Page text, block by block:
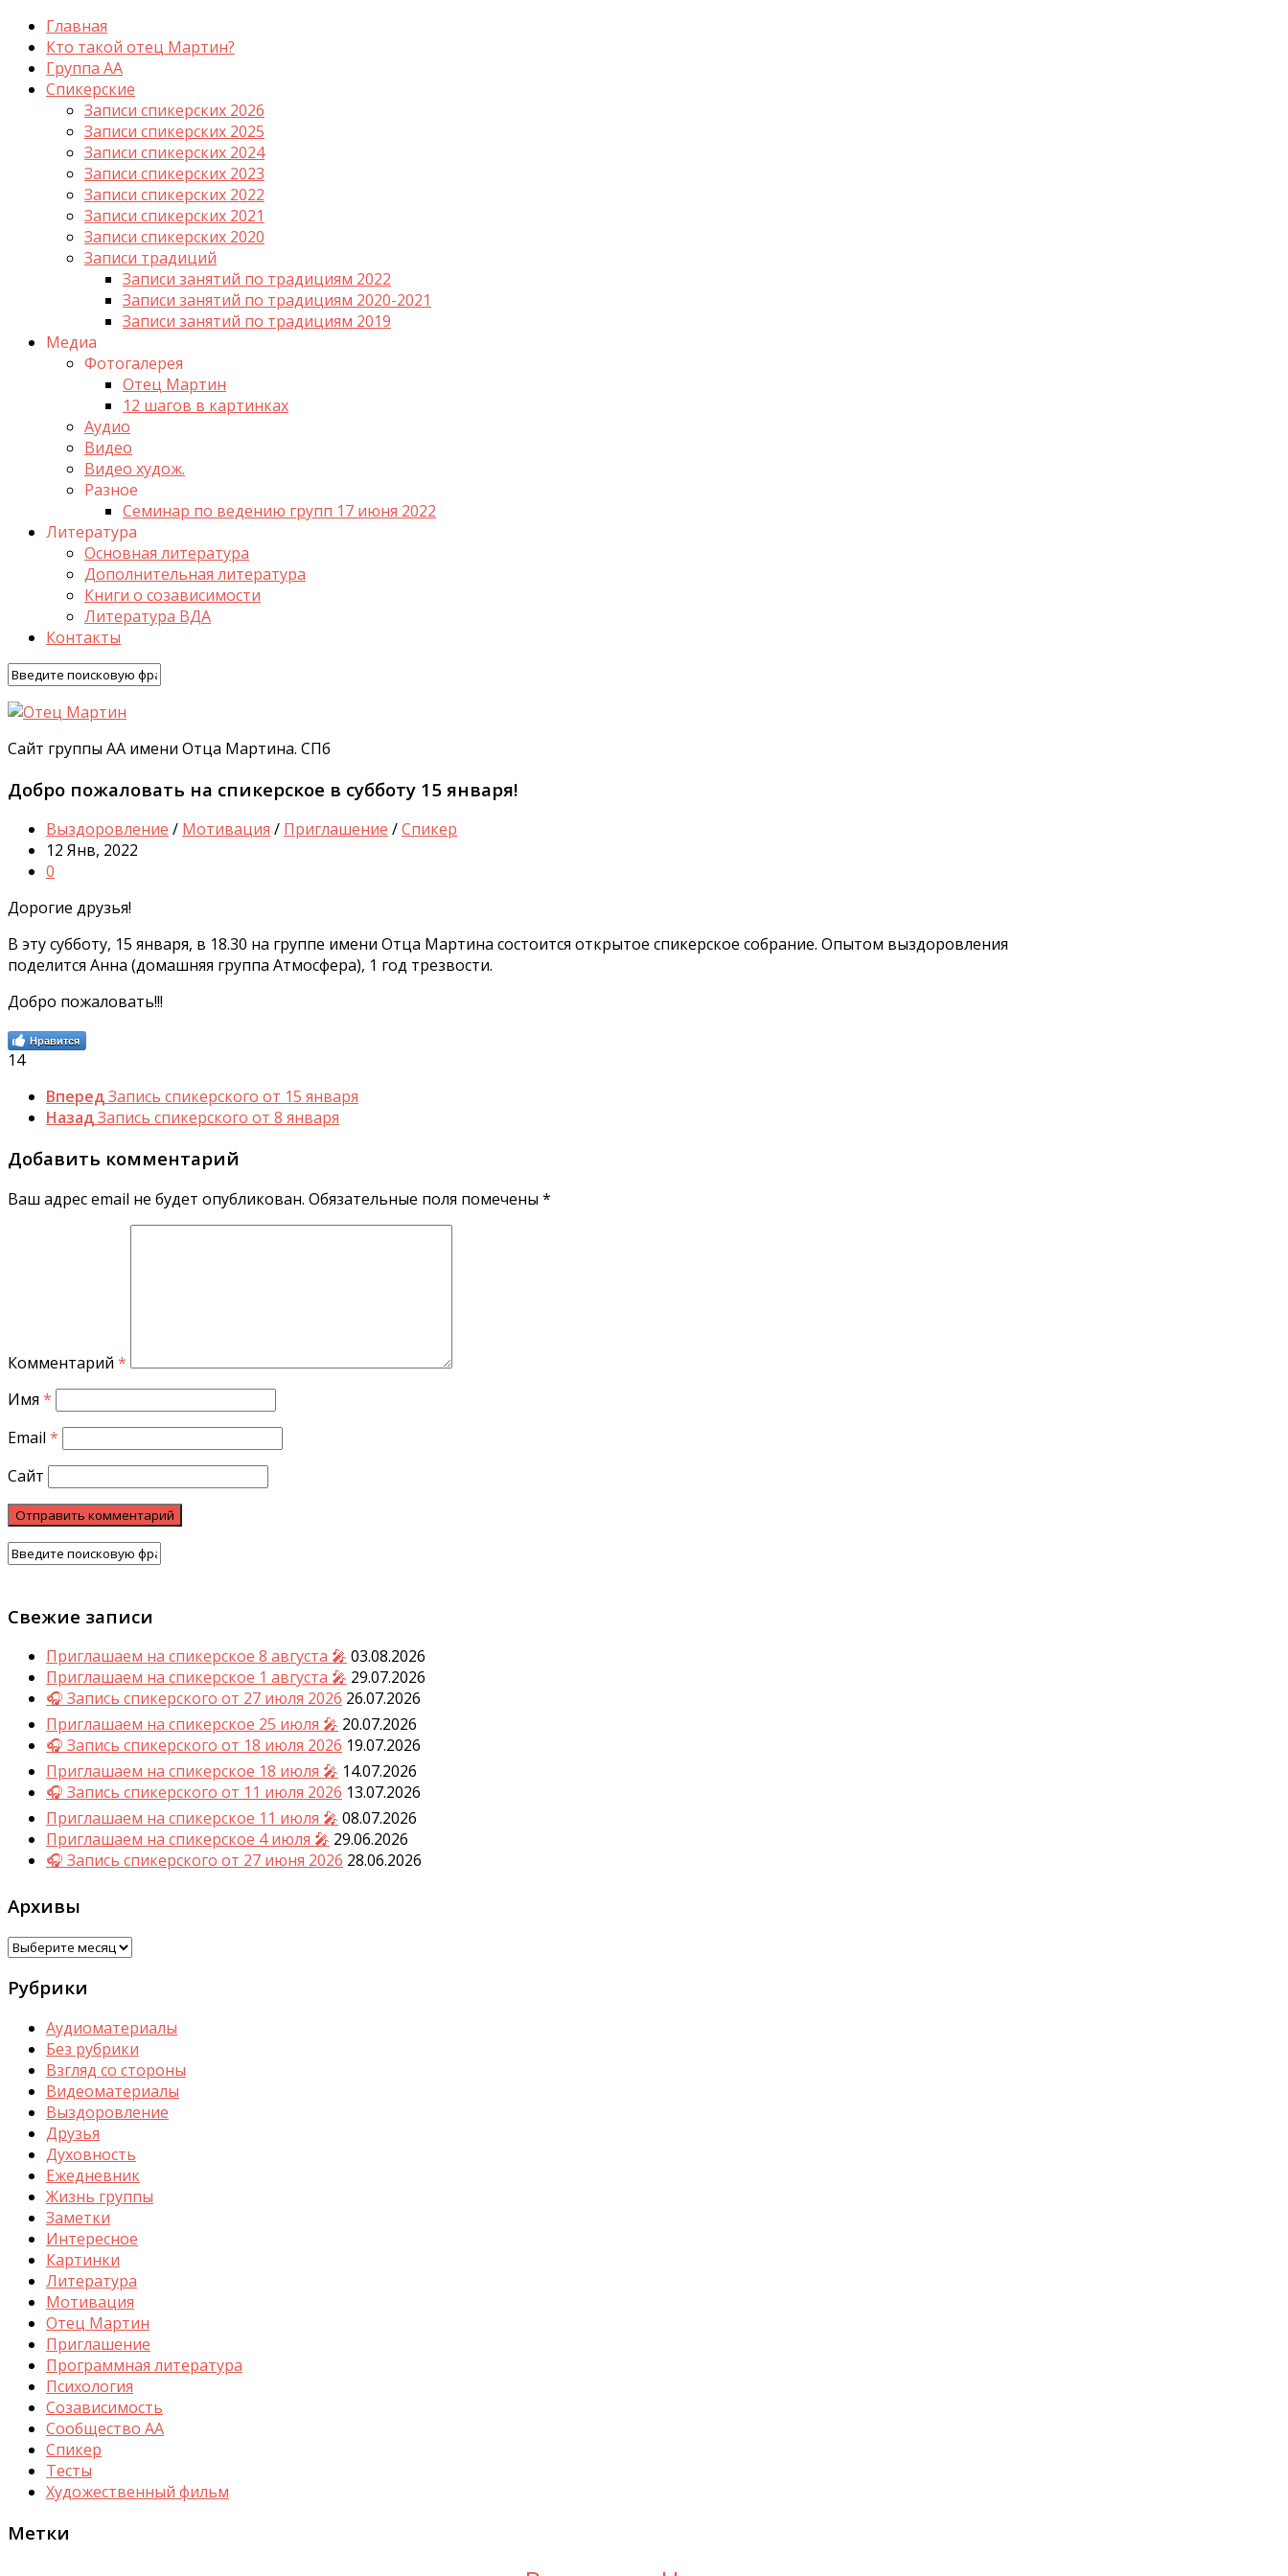
Главная
Кто такой отец Мартин?
Группа АА
Спикерские
Записи спикерских 2026
Записи спикерских 2025
Записи спикерских 2024
Записи спикерских 2023
Записи спикерских 2022
Записи спикерских 2021
Записи спикерских 2020
Записи традиций
Записи занятий по традициям 2022
Записи занятий по традициям 2020-2021
Записи занятий по традициям 2019
Медиа
Фотогалерея
Отец Мартин
12 шагов в картинках
Аудио
Видео
Видео худож.
Разное
Семинар по ведению групп 17 июня 2022
Литература
Основная литература
Дополнительная литература
Книги о созависимости
Литература ВДА
Контакты
Сайт группы АА имени Отца Мартина. СПб
Добро пожаловать на спикерское в субботу 15 января!
Выздоровление / Мотивация / Приглашение /Спикер
12 Янв, 2022
0
Дорогие друзья!
В эту субботу, 15 января, в 18.30 на группе имени Отца Мартина состоится открытое спикерское собрание. Опытом выздоровления
поделится Анна (домашняя группа Атмосфера), 1 год трезвости.
Добро пожаловать!!!
Нравится
14
ВпередЗапись спикерского от 15 января
НазадЗапись спикерского от 8 января
Добавить комментарий
Ваш адрес email не будет опубликован. Обязательные поля помечены *
Комментарий *
Имя *
Email *
Сайт
Свежие записи
Приглашаем на спикерское 8 августа 🎤 03.08.2026
Приглашаем на спикерское 1 августа 🎤 29.07.2026
🎧 Запись спикерского от 27 июля 2026 26.07.2026
Приглашаем на спикерское 25 июля 🎤 20.07.2026
🎧 Запись спикерского от 18 июля 2026 19.07.2026
Приглашаем на спикерское 18 июля 🎤 14.07.2026
🎧 Запись спикерского от 11 июля 2026 13.07.2026
Приглашаем на спикерское 11 июля 🎤 08.07.2026
Приглашаем на спикерское 4 июля 🎤 29.06.2026
🎧 Запись спикерского от 27 июня 2026 28.06.2026
Архивы
Архивы
Рубрики
Аудиоматериалы
Без рубрики
Взгляд со стороны
Видеоматериалы
Выздоровление
Друзья
Духовность
Ежедневник
Жизнь группы
Заметки
Интересное
Картинки
Литература
Мотивация
Отец Мартин
Приглашение
Программная литература
Психология
Созависимость
Сообщество АА
Спикер
Тесты
Художественный фильм
Метки